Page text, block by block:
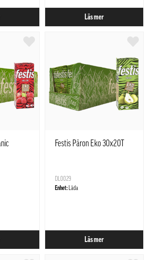
Läs mer
Festis Päron Eko 30x20T
DL0029
Enhet: Låda
Läs mer